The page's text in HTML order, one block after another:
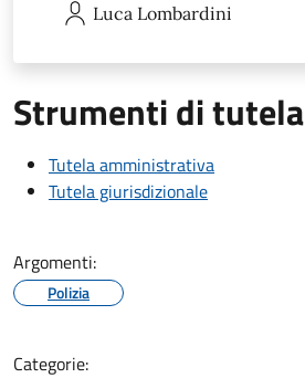
Luca Lombardini
Strumenti di tutela
Tutela amministrativa
Tutela giurisdizionale
Argomenti:
Polizia
Categorie: